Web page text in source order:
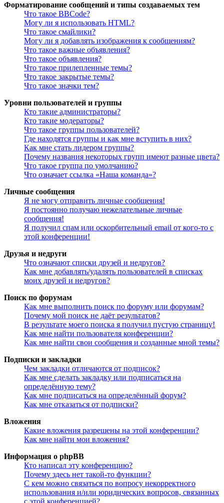
Форматирование сообщений и типы создаваемых тем
Что такое BBCode?
Могу ли я использовать HTML?
Что такое смайлики?
Могу ли я добавлять изображения к сообщениям?
Что такое важные объявления?
Что такое объявления?
Что такое прилепленные темы?
Что такое закрытые темы?
Что такое значки тем?
Уровни пользователей и группы
Кто такие администраторы?
Кто такие модераторы?
Что такое группы пользователей?
Где находятся группы и как мне вступить в них?
Как мне стать лидером группы?
Почему названия некоторых групп имеют разные цвета?
Что такое группа по умолчанию?
Что означает ссылка «Наша команда»?
Личные сообщения
Я не могу отправить личные сообщения!
Я постоянно получаю нежелательные личные
сообщения!
Я получил спам или оскорбительный email от кого-то с
этой конференции!
Друзья и недруги
Что означают списки друзей и недругов?
Как мне добавлять/удалять пользователей в списках
моих друзей и недругов?
Поиск по форумам
Как мне выполнить поиск по форуму или форумам?
Почему мой поиск не даёт результатов?
В результате моего поиска я получил пустую страницу!
Как мне найти пользователя конференции?
Как мне найти свои сообщения и созданные мной темы?
Подписки и закладки
Чем закладки отличаются от подписок?
Как мне сделать закладку или подписаться на
определённую тему?
Как мне подписаться на определённый форум?
Как мне отказаться от подписки?
Вложения
Какие вложения разрешены на этой конференции?
Как мне найти мои вложения?
Информация о phpBB
Кто написал эту конференцию?
Почему здесь нет такой-то функции?
С кем можно связаться по вопросу некорректного
использования и/или юридических вопросов, связанных